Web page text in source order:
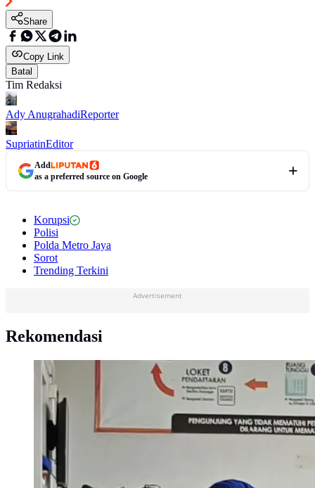
Share
Copy Link
Batal
Tim Redaksi
Ady AnugrahadiReporter
SupriatinEditor
Add
as a preferred source on Google
Korupsi
Polisi
Polda Metro Jaya
Sorot
Trending Terkini
Advertisement
Rekomendasi